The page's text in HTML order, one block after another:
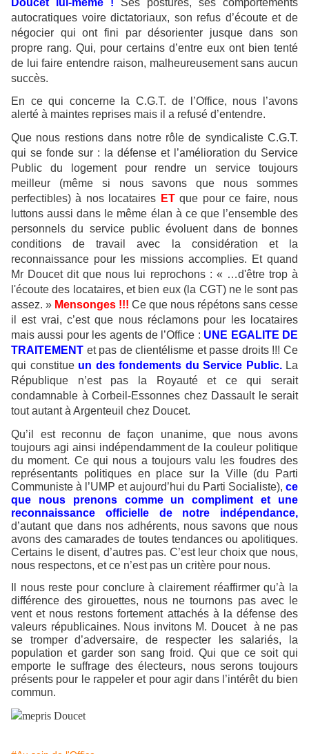
autocratiques voire dictatoriaux, son refus d’écoute et de
négocier qui ont fini par désorienter jusque dans son
propre rang. Qui, pour certains d’entre eux ont bien tenté
de lui faire entendre raison, malheureusement sans aucun
succès.
En ce qui concerne la C.G.T. de l’Office, nous l’avons
alerté à maintes reprises mais il a refusé d’entendre.
Que nous restions dans notre rôle de syndicaliste C.G.T.
qui se fonde sur : la défense et l’amélioration du Service
Public du logement pour rendre un service toujours
meilleur (même si nous savons que nous sommes
perfectibles) à nos locataires ETque pour ce faire, nous
luttons aussi dans le même élan à ce que l’ensemble des
personnels du service public évoluent dans de bonnes
conditions de travail avec la considération et la
reconnaissance pour les missions accomplies. Et quand
Mr Doucet dit que nous lui reprochons : « …d'être trop à
l'écoute des locataires, et bien eux (la CGT) ne le sont pas
assez. » Mensonges !!! Ce que nous répétons sans cesse
il est vrai, c’est que nous réclamons pour les locataires
mais aussi pour les agents de l’Office : UNE EGALITE DE
TRAITEMENT et pas de clientélisme et passe droits !!! Ce
qui constitue un des fondements du Service Public.La
République n’est pas la Royauté et ce qui serait
condamnable à Corbeil-Essonnes chez Dassault le serait
tout autant à Argenteuil chez Doucet.
Qu’il est reconnu de façon unanime, que nous avons
toujours agi ainsi indépendamment de la couleur politique
du moment. Ce qui nous a toujours valu les foudres des
représentants politiques en place sur la Ville (du Parti
Communiste à l’UMP et aujourd’hui du Parti Socialiste), ce
que nous prenons comme un compliment et une
reconnaissance officielle de notre indépendance,
d’autant que dans nos adhérents, nous savons que nous
avons des camarades de toutes tendances ou apolitiques.
Certains le disent, d’autres pas. C’est leur choix que nous,
nous respectons, et ce n’est pas un critère pour nous.
Il nous reste pour conclure à clairement réaffirmer qu’à la
différence des girouettes, nous ne tournons pas avec le
vent et nous restons fortement attachés à la défense des
valeurs républicaines. Nous invitons M. Doucet
à ne pas
se tromper d’adversaire, de respecter les salariés, la
population et garder son sang froid. Qui que ce soit qui
emporte le suffrage des électeurs, nous serons toujours
présents pour le rappeler et pour agir dans l’intérêt du bien
commun.